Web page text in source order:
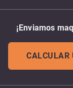
¡Enviamos
CALCULAR